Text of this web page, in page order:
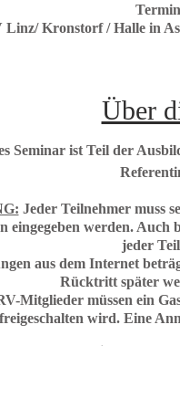
Linz/ Kronstorf / Halle in
Über
Seminar ist Teil der
Jeder Teilnehmer muss
eingegeben werden.Auch
jeder
aus dem Internet
Rücktritt später
Mitglieder müssen ein
freigeschalten wird. Eine
Zutritt für
Aus